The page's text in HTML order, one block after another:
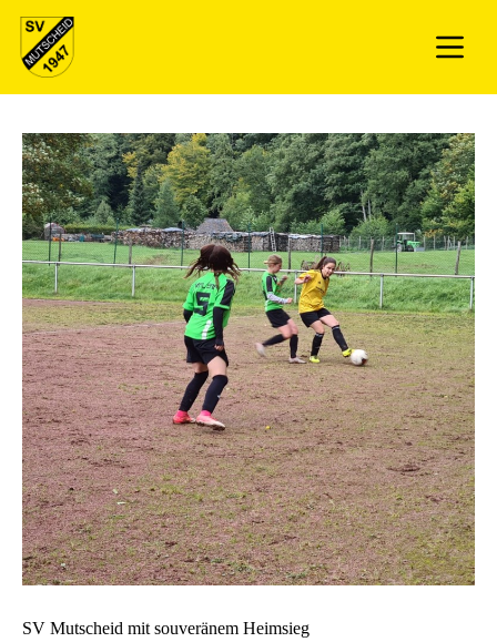
SV Mutscheid mit souveränem Heimsieg